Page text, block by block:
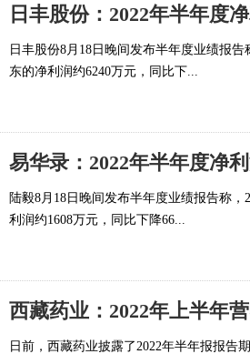
日丰股份：2022年半年度
日丰股份8月18日晚间发布半年度业绩报
东的净利润约6240万元，同比下...
易华录：2022年半年度净
陆毅8月18日晚间发布半年度业绩报告称
利润约1608万元，同比下降66...
西藏药业：2022年上半年
日前，西藏药业披露了2022年半年报报告